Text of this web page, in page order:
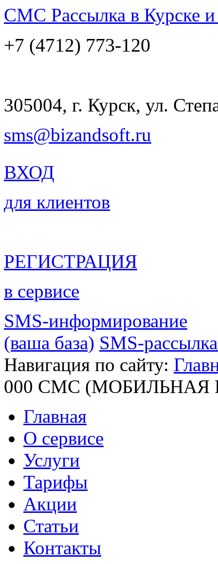
СМС Рассылка в Курске
+7 (4712) 773-120
305004, г. Курск, ул.
sms@bizandsoft.ru
ВХОД
для клиентов
РЕГИСТРАЦИЯ
в сервисе
SMS-информирование
(ваша база) SMS-
Навигация по сайту:
000 СМС (МОБИЛЬНАЯ
Главная
О сервисе
Услуги
Тарифы
Акции
Статьи
Контакты